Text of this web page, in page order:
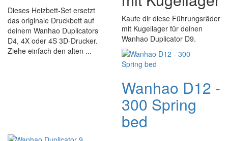
Dieses Heizbett-Set ersetzt
das originale Druckbett auf
deinem Wanhao Duplicators
D4, 4X oder 4S 3D-Drucker.
Ziehe einfach den alten ...
Kaufe dir diese Führungsräder
mit Kugellager für deinen
Wanhao Duplicator D9.
Wanhao D12 -
300 Spring
bed